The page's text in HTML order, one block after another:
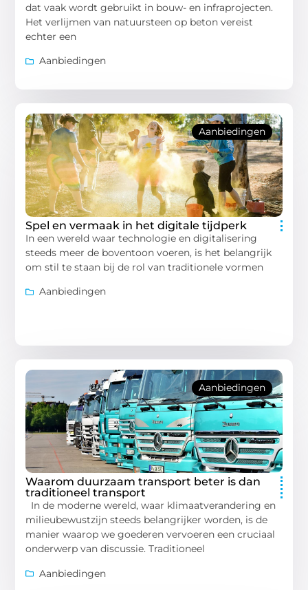
dat vaak wordt gebruikt in bouw- en infraprojecten.
Het verlijmen van natuursteen op beton vereist
echter een
Aanbiedingen
Aanbiedingen
Spel en vermaak in het digitale tijdperk
In een wereld waar technologie en digitalisering
steeds meer de boventoon voeren, is het belangrijk
om stil te staan bij de rol van traditionele vormen
Aanbiedingen
Aanbiedingen
Waarom duurzaam transport beter is dan
traditioneel transport
In de moderne wereld, waar klimaatverandering en
milieubewustzijn steeds belangrijker worden, is de
manier waarop we goederen vervoeren een cruciaal
onderwerp van discussie. Traditioneel
Aanbiedingen